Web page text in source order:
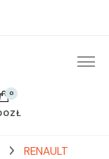
0
RENAULT